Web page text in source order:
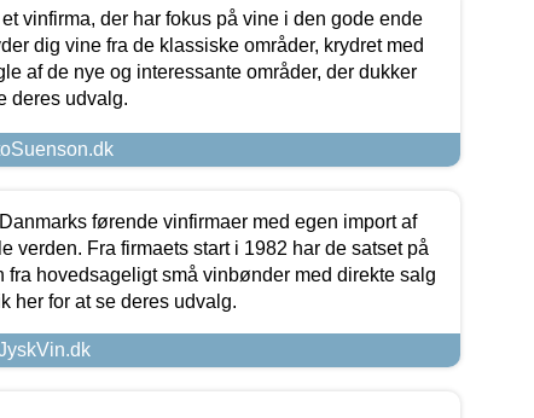
vinfirma, der har fokus på vine i den gode ende
dig vine fra de klassiske områder, krydret med
af de nye og interessante områder, der dukker
deres udvalg.
førende vinfirmaer med egen import af
verden. Fra firmaets start i 1982 har de satset på
fra hovedsageligt små vinbønder med direkte salg
her for at se deres udvalg.